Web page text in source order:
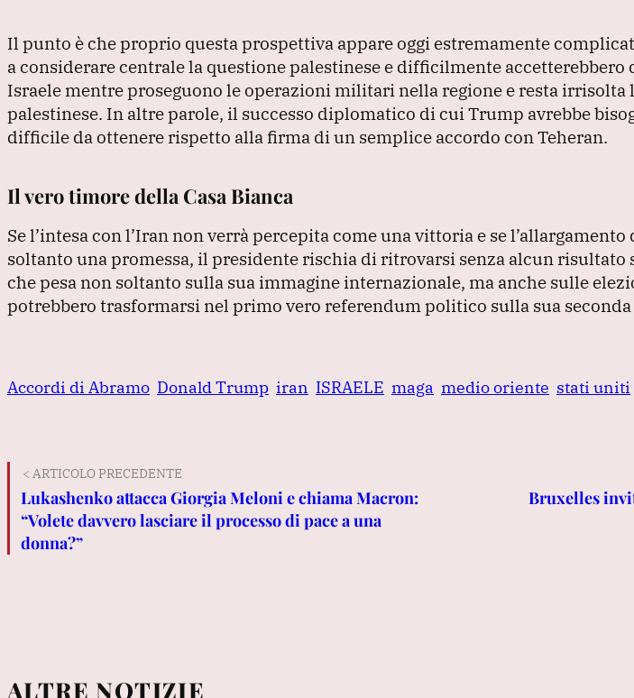
Il punto è che proprio questa prospettiva appare oggi estremamente
a considerare centrale la questione palestinese e difficilmente
Israele mentre proseguono le operazioni militari nella regione e resta irrisolta
palestinese. In altre parole, il successo diplomatico di cui Trump avrebbe
difficile da ottenere rispetto alla firma di un semplice accordo con Teheran.
Il vero timore della Casa Bianca
Se l’intesa con l’Iran non verrà percepita come una vittoria e se
soltanto una promessa, il presidente rischia di ritrovarsi senza alcun risultato
che pesa non soltanto sulla sua immagine internazionale, ma anche sulle
potrebbero trasformarsi nel primo vero referendum politico sulla sua
Accordi di Abramo Donald Trump iran ISRAELE maga medio oriente stati uniti
< ARTICOLO PRECEDENTE
Lukashenko attacca Giorgia Meloni e chiama Macron:
“Volete davvero lasciare il processo di pace a una
donna?”
Bruxelles
ALTRE NOTIZIE